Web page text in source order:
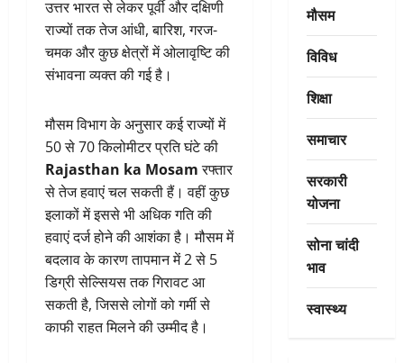
उत्तर भारत से लेकर पूर्वी और दक्षिणी
राज्यों तक तेज आंधी, बारिश, गरज-
चमक और कुछ क्षेत्रों में ओलावृष्टि की
संभावना व्यक्त की गई है।
मौसम विभाग के अनुसार कई राज्यों में
50 से 70 किलोमीटर प्रति घंटे की
Rajasthan ka Mosamरफ्तार
से तेज हवाएं चल सकती हैं। वहीं कुछ
इलाकों में इससे भी अधिक गति की
हवाएं दर्ज होने की आशंका है। मौसम में
बदलाव के कारण तापमान में 2 से 5
डिग्री सेल्सियस तक गिरावट आ
सकती है, जिससे लोगों को गर्मी से
काफी राहत मिलने की उम्मीद है।
मौसम
विविध
शिक्षा
समाचार
सरकारी
योजना
सोना चांदी
भाव
स्वास्थ्य